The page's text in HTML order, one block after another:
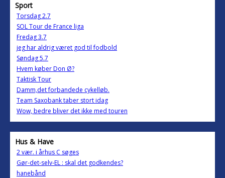
Sport
Torsdag 2.7
SOL Tour de France liga
Fredag 3.7
jeg har aldrig været god til fodbold
Søndag 5.7
Hvem køber Don Ø?
Taktisk Tour
Damm,det forbandede cykelløb.
Team Saxobank taber stort idag
Wow, bedre bliver det ikke med touren
Hus & Have
2 vær. i århus C søges
Gør-det-selv-EL : skal det godkendes?
hanebånd